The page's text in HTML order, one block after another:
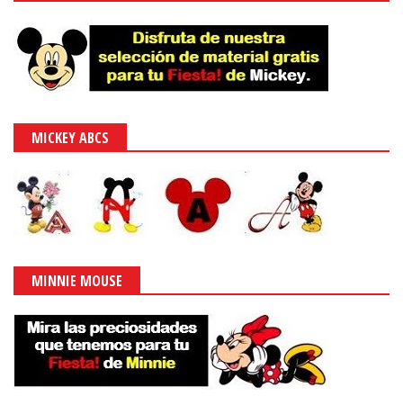
MICKEY ABCS
MINNIE MOUSE